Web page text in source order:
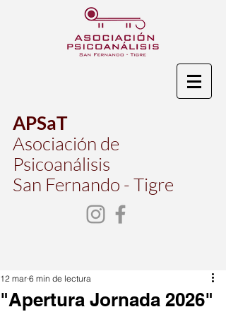
APSaT
Asociación de
Psicoanálisis
San Fernando - Tigre
"Apertura Jornada 2026"
12 mar 6 min de lectura